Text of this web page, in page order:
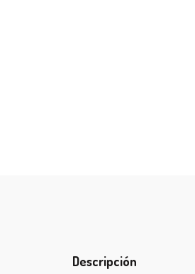
Descripción